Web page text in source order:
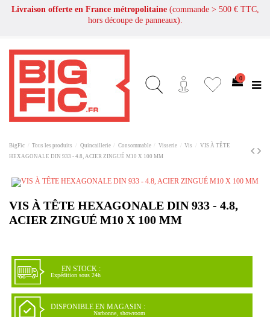
Livraison offerte en France métropolitaine (commande > 500 € TTC,
hors découpe de panneaux).
0
BigFic Tous les produits Quincaillerie Consommable Visserie Vis
VIS À TÊTE
HEXAGONALE DIN 933 - 4.8, ACIER ZINGUÉ M10 X 100 MM
VIS À TÊTE HEXAGONALE DIN 933 - 4.8,
ACIER ZINGUÉ M10 X 100 MM
EN STOCK :
Expédition sous 24h
DISPONIBLE EN MAGASIN :
Narbonne, showroom